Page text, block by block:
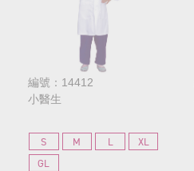
編號：14412
小醫生
S M L
XL
GL